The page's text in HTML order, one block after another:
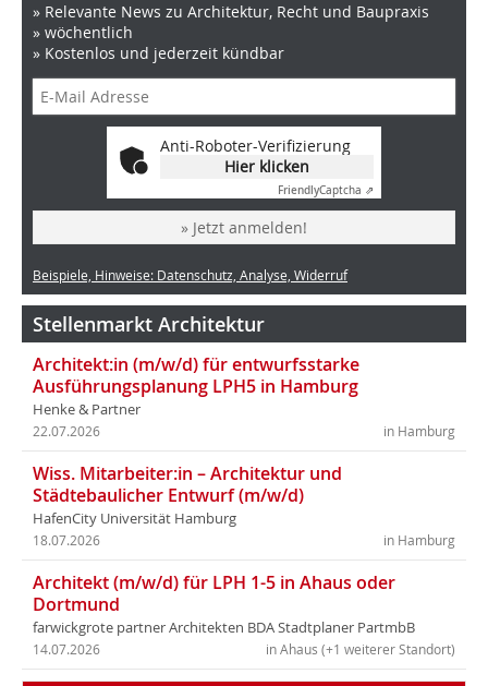
» Relevante News zu Architektur, Recht und Baupraxis
» wöchentlich
» Kostenlos und jederzeit kündbar
Anti-Roboter-Verifizierung
Hier klicken
FriendlyCaptcha ⇗
» Jetzt anmelden!
Beispiele, Hinweise: Datenschutz, Analyse, Widerruf
Stellenmarkt Architektur
Architekt:in (m/w/d) für entwurfsstarke
Ausführungsplanung LPH5 in Hamburg
Henke & Partner
in Hamburg
22.07.2026
Wiss. Mitarbeiter:in – Architektur und
Städtebaulicher Entwurf (m/w/d)
HafenCity Universität Hamburg
in Hamburg
18.07.2026
Architekt (m/w/d) für LPH 1-5 in Ahaus oder
Dortmund
farwickgrote partner Architekten BDA Stadtplaner PartmbB
in Ahaus (+1 weiterer Standort)
14.07.2026